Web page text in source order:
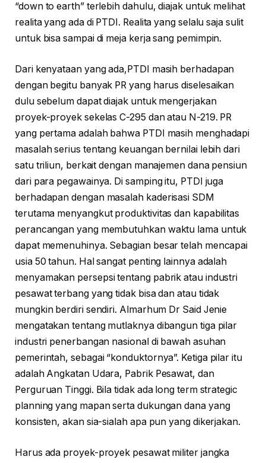
“down to earth” terlebih dahulu, diajak untuk melihat
realita yang ada di PTDI. Realita yang selalu saja sulit
untuk bisa sampai di meja kerja sang pemimpin.
Dari kenyataan yang ada,PTDI masih berhadapan
dengan begitu banyak PR yang harus diselesaikan
dulu sebelum dapat diajak untuk mengerjakan
proyek-proyek sekelas C-295 dan atau N-219. PR
yang pertama adalah bahwa PTDI masih menghadapi
masalah serius tentang keuangan bernilai lebih dari
satu triliun, berkait dengan manajemen dana pensiun
dari para pegawainya. Di samping itu, PTDI juga
berhadapan dengan masalah kaderisasi SDM
terutama menyangkut produktivitas dan kapabilitas
perancangan yang membutuhkan waktu lama untuk
dapat memenuhinya. Sebagian besar telah mencapai
usia 50 tahun. Hal sangat penting lainnya adalah
menyamakan persepsi tentang pabrik atau industri
pesawat terbang yang tidak bisa dan atau tidak
mungkin berdiri sendiri. Almarhum Dr Said Jenie
mengatakan tentang mutlaknya dibangun tiga pilar
industri penerbangan nasional di bawah asuhan
pemerintah, sebagai “konduktornya”. Ketiga pilar itu
adalah Angkatan Udara, Pabrik Pesawat, dan
Perguruan Tinggi. Bila tidak ada long term strategic
planning yang mapan serta dukungan dana yang
konsisten, akan sia-sialah apa pun yang dikerjakan.
Harus ada proyek-proyek pesawat militer jangka